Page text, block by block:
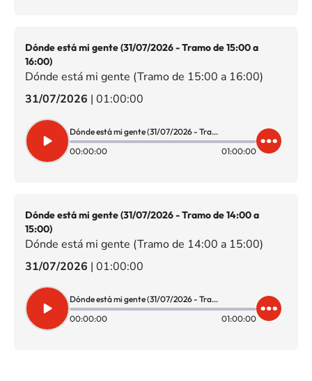
Dónde está mi gente (31/07/2026 - Tramo de 15:00 a
16:00)
Dónde está mi gente (Tramo de 15:00 a 16:00)
31/07/2026 | 01:00:00
Dónde está mi gente (31/07/2026 - Tramo de 15:00 a 16:00)
00:00:00
01:00:00
Dónde está mi gente (31/07/2026 - Tramo de 14:00 a
15:00)
Dónde está mi gente (Tramo de 14:00 a 15:00)
31/07/2026 | 01:00:00
Dónde está mi gente (31/07/2026 - Tramo de 14:00 a 15:00)
00:00:00
01:00:00